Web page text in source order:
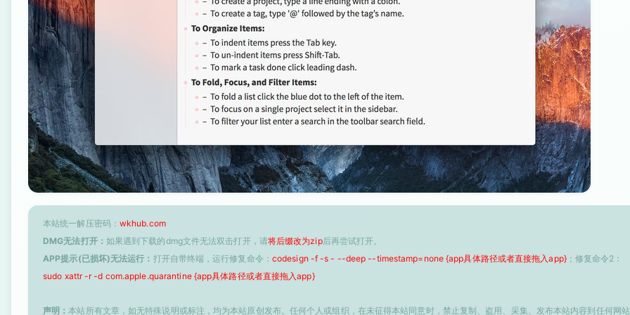
本站统一解压密码： wkhub.com
DMG无法打开： 如果遇到下载的dmg文件无法双击打开，请将后缀改为zip后再尝试打开。
APP提示(已损坏)无法运行： 打开自带终端，运行修复命令： codesign -f -s - --deep --timestamp=none {app具体路径或者直接拖入app}；修复命令2：
sudo xattr -r -d com.apple.quarantine {app具体路径或者直接拖入app}
声明：本站所有文章，如无特殊说明或标注，均为本站原创发布。任何个人或组织，在未征得本站同意时，禁止复制、盗用、采集、发布本站内容到任何网